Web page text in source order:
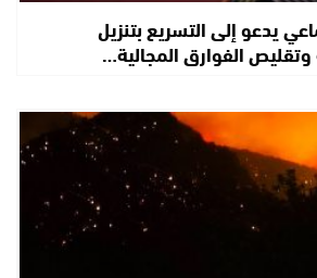
يدعو إلى التسريع بتنزيل
وتقليص الفوارق المجالية…